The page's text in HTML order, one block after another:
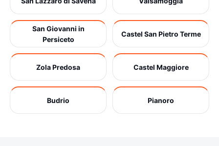
San Giovanni in
Persiceto
Castel San Pietro Terme
Zola Predosa Castel Maggiore
Budrio Pianoro